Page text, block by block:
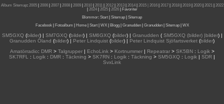
Album Sitemap: 2005| 2006| 2007| 2008| 2009| 2010| 2011| 2012| 2013| 2014| 2015 | 2016| 2017| 2018| 2019| 2020| 2021| 2022
2024| 2025| 2026|
Favoriter
Blommor: Start Sitemap
Sitemap
Facebook| Fotoalbum Home| Start| WX| Blogg| Granudden| Granudden| Sitemap| WX
SM5GXQ(bilder) | SM7GXQ(bilder) | SM6GXQ(bilder) | Granudden (SM5GXQ (bilder) |bilder) |
Granudden Öland (bilder) | Peter Lindquist (bilder) | Peter Lindquist Sjöfartsverket (bilder)
Amatörradio: DMR> Talgrupper| EchoLink> Kortnummer| Repeatrar> SK5BN: Logik>
SK7RFL
: Logik : DMR : Täckning > SK7RN : Logik : Täckning > SM5GXQ : Logik | SDR |
SvxLink